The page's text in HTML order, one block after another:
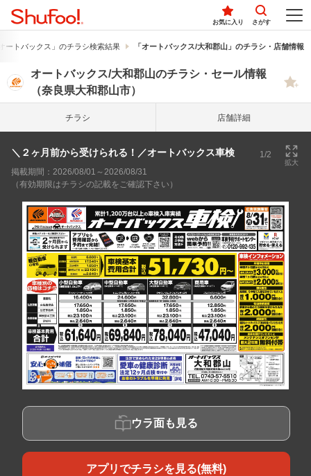
お気に入り さがす
ートバックス」のチラシ検索結果 「オートバックス/大和郡山」のチラシ・店舗情報
オートバックス/大和郡山のチラシ・セール情報
（奈良県大和郡山市）
チラシ 店舗詳細
＼２ヶ月前から受けられる！／オートバックス車検 1/2
拡大
掲載期間：2026/08/01～2026/08/31
（有効期限はチラシの記載をご確認下さい）
ウラ面も見る
アプリでチラシを見る(無料)